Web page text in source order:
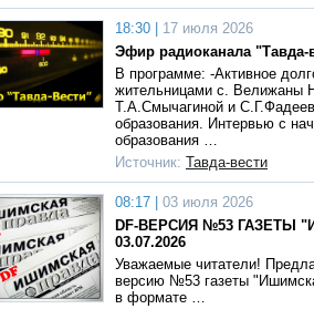
18:30 |
17 июля 2026
Эфир радиоканала "Тавда-
В программе: -Активное
жительницами с. Велижаны
Т.А.Смычагиной и
образования. Интервью с
образования …
Источник: Тавда-вести
08:17 |
03 июля 2026
DF-ВЕРСИЯ №53 ГАЗЕТЫ
03.07.2026
Уважаемые читатели!
версию №53 газеты
в формате …